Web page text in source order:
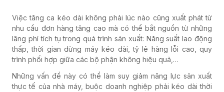
Việc tăng ca kéo dài không phải lúc nào cũng xuất phát từ
nhu cầu đơn hàng tăng cao mà có thể bắt nguồn từ những
lãng phí tích tụ trong quá trình sản xuất: Năng suất lao động
thấp, thời gian dừng máy kéo dài, tỷ lệ hàng lỗi cao, quy
trình phối hợp giữa các bộ phận không hiệu quả,…
Những vấn đề này có thể làm suy giảm năng lực sản xuất
thực tế của nhà máy, buộc doanh nghiệp phải kéo dài thời